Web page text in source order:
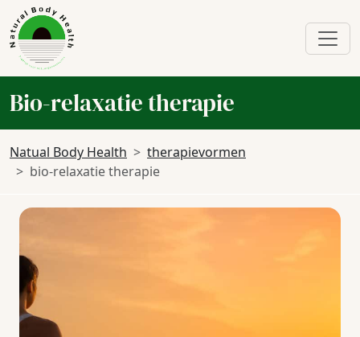
Bio-relaxatie therapie
Natual Body Health
therapievormen
bio-relaxatie therapie